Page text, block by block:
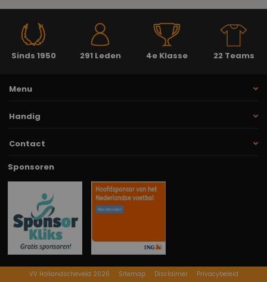
Sinds 1950 291 Leden 4e Klasse 22 Teams
Menu
Handig
Contact
Sponsoren
VV Hollandscheveld 2026 Sitemap Disclaimer Privacybeleid